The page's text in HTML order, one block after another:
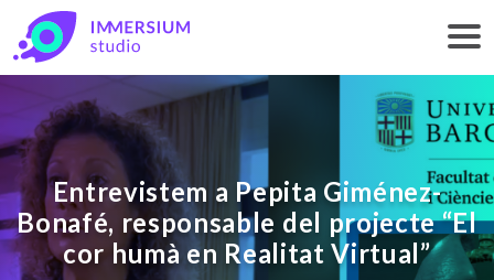
Entrevistem a Pepita Giménez-
Bonafé, responsable del projecte “El
cor humà en Realitat Virtual”